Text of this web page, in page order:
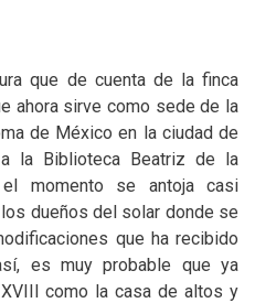
que de cuenta de la finca
ahora sirve como sede de la
de México en la ciudad de
la Biblioteca Beatriz de la
momento se antoja casi
dueños del solar donde se
que ha recibido
es muy probable que ya
como la casa de altos y